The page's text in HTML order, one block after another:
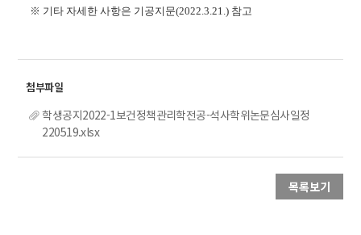
※ 기타 자세한 사항은 기공지문(2022.3.21.) 참고
학생공지2022-1보건정책관리학전공-석사학위논문심사일정
220519.xlsx
목록보기